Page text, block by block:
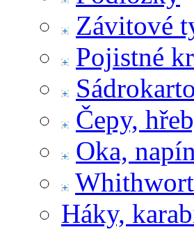
Závitové
Pojistné
Čepy,
Oka,
Háky,